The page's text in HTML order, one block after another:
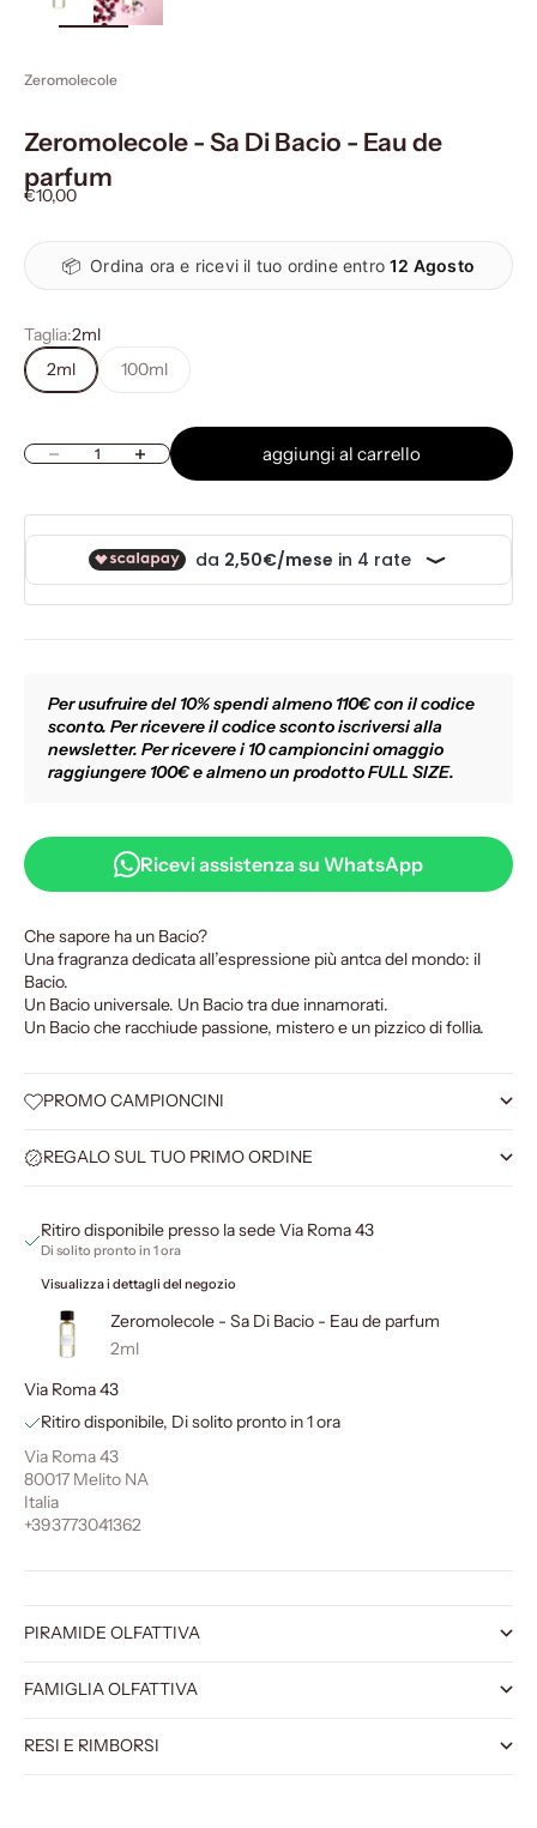
Zeromolecole
Zeromolecole - Sa Di Bacio - Eau de
parfum
Prezzo scontato
€10,00
📦 Ordina ora e ricevi il tuo ordine entro12 Agosto
Taglia:2ml
2ml
100ml
Diminuisci quantitàAumenta quantità aggiungi al carrello
Per usufruire del 10% spendi almeno 110€ con il codice
sconto. Per ricevere il codice sconto iscriversi alla
newsletter. Per ricevere i 10 campioncini omaggio
raggiungere 100€ e almeno un prodotto FULL SIZE.
Ricevi assistenza su WhatsApp
Che sapore ha un Bacio?
Una fragranza dedicata all’espressione più antca del mondo: il
Bacio.
Un Bacio universale. Un Bacio tra due innamorati.
Un Bacio che racchiude passione, mistero e un pizzico di follia.
PROMO CAMPIONCINI
REGALO SUL TUO PRIMO ORDINE
Ritiro disponibile presso la sede Via Roma 43
Di solito pronto in 1 ora
Visualizza i dettagli del negozio
Zeromolecole - Sa Di Bacio - Eau de parfum
2ml
Via Roma 43
Ritiro disponibile, Di solito pronto in 1 ora
Via Roma 43
80017 Melito NA
Italia
+393773041362
PIRAMIDE OLFATTIVA
FAMIGLIA OLFATTIVA
RESI E RIMBORSI